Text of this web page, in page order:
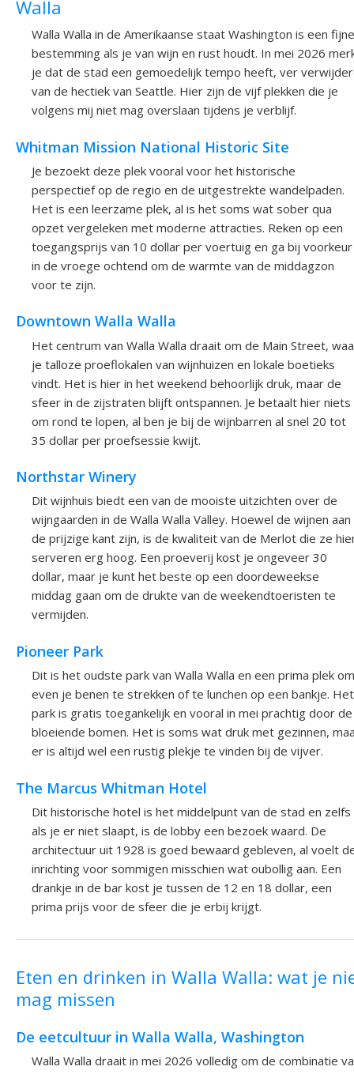
Walla
Walla Walla in de Amerikaanse staat Washington is een fijne
bestemming als je van wijn en rust houdt. In mei 2026
je dat de stad een gemoedelijk tempo heeft, ver
van de hectiek van Seattle. Hier zijn de vijf plekken die je
volgens mij niet mag overslaan tijdens je verblijf.
Whitman Mission National Historic Site
Je bezoekt deze plek vooral voor het historische
perspectief op de regio en de uitgestrekte wandelpaden.
Het is een leerzame plek, al is het soms wat sober qua
opzet vergeleken met moderne attracties. Reken op een
toegangsprijs van 10 dollar per voertuig en ga bij voorkeur
in de vroege ochtend om de warmte van de middagzon
voor te zijn.
Downtown Walla Walla
Het centrum van Walla Walla draait om de Main Street,
je talloze proeflokalen van wijnhuizen en lokale boetieks
vindt. Het is hier in het weekend behoorlijk druk, maar de
sfeer in de zijstraten blijft ontspannen. Je betaalt hier niets
om rond te lopen, al ben je bij de wijnbarren al snel 20 tot
35 dollar per proefsessie kwijt.
Northstar Winery
Dit wijnhuis biedt een van de mooiste uitzichten over de
wijngaarden in de Walla Walla Valley. Hoewel de wijnen aan
de prijzige kant zijn, is de kwaliteit van de Merlot die ze
serveren erg hoog. Een proeverij kost je ongeveer 30
dollar, maar je kunt het beste op een doordeweekse
middag gaan om de drukte van de weekendtoeristen te
vermijden.
Pioneer Park
Dit is het oudste park van Walla Walla en een prima plek om
even je benen te strekken of te lunchen op een bankje. Het
park is gratis toegankelijk en vooral in mei prachtig door de
bloeiende bomen. Het is soms wat druk met gezinnen,
er is altijd wel een rustig plekje te vinden bij de vijver.
The Marcus Whitman Hotel
Dit historische hotel is het middelpunt van de stad en zelfs
als je er niet slaapt, is de lobby een bezoek waard. De
architectuur uit 1928 is goed bewaard gebleven, al voelt
inrichting voor sommigen misschien wat oubollig aan. Een
drankje in de bar kost je tussen de 12 en 18 dollar, een
prima prijs voor de sfeer die je erbij krijgt.
Eten en drinken in Walla Walla: wat je
mag missen
De eetcultuur in Walla Walla, Washington
Walla Walla draait in mei 2026 volledig om de combinatie